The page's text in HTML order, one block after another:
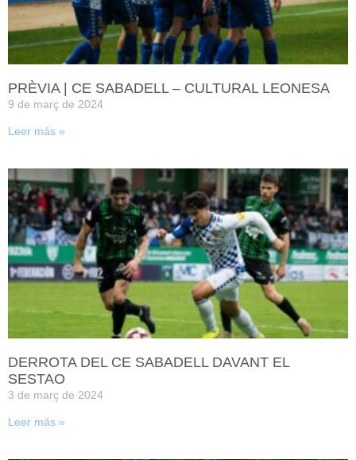
PRÈVIA | CE SABADELL – CULTURAL LEONESA
9 de març de 2024
Leer más »
DERROTA DEL CE SABADELL DAVANT EL
SESTAO
3 de març de 2024
Leer más »